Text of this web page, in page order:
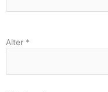
Alter *